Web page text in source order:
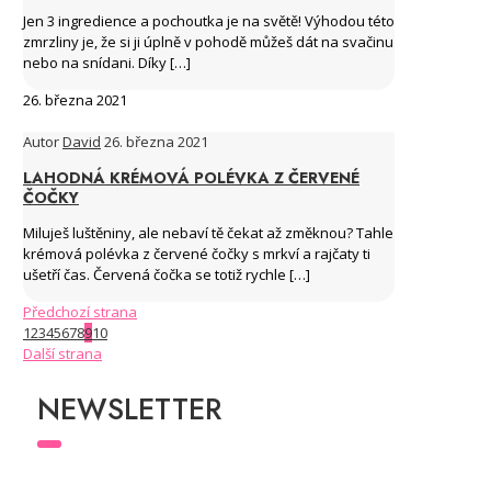
Jen 3 ingredience a pochoutka je na světě! Výhodou této
zmrzliny je, že si ji úplně v pohodě můžeš dát na svačinu
nebo na snídani. Díky[…]
26. března 2021
AutorDavid 26. března 2021
LAHODNÁ KRÉMOVÁ POLÉVKA Z ČERVENÉ
ČOČKY
Miluješ luštěniny, ale nebaví tě čekat až změknou? Tahle
krémová polévka z červené čočky s mrkví a rajčaty ti
ušetří čas. Červená čočka se totiž rychle […]
Předchozí strana
12345678910
Další strana
NEWSLETTER